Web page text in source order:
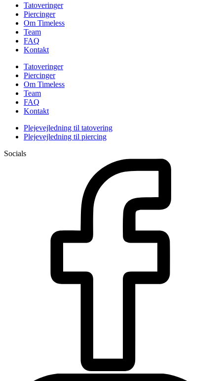
Tatoveringer
Piercinger
Om Timeless
Team
FAQ
Kontakt
Tatoveringer
Piercinger
Om Timeless
Team
FAQ
Kontakt
Plejevejledning til tatovering
Plejevejledning til piercing
Socials